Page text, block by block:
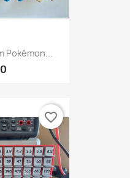
Pokémon...
favorite_border